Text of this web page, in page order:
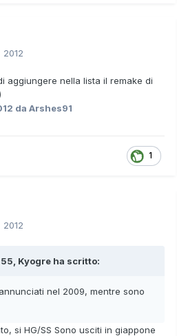
aggiungere nella lista il remake di
da Arshes91
1
Kyogre ha scritto:
nel 2009, mentre sono
si HG/SS Sono usciti in giappone